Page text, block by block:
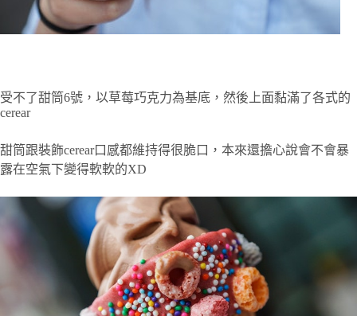
受不了甜筒6號，以草莓巧克力為基底，然後上面黏滿了各式的
cerear
甜筒跟裝飾cerear口感都維持得很脆口，本來還擔心說會不會暴
露在空氣下變得軟軟的XD